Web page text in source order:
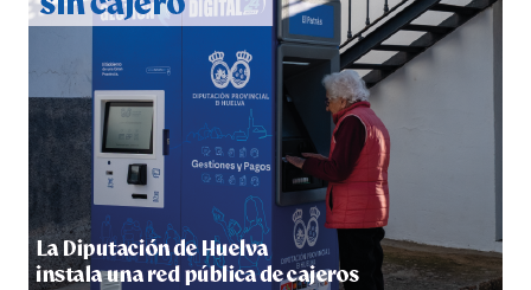
5º DÍA DE LAS FIESTAS COLOMBINAS 2026
hace 5 días ·Huelvatv